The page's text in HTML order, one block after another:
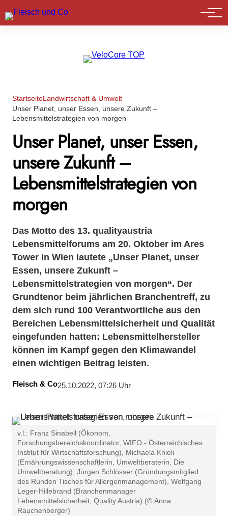
Marktführer
StartseiteLandwirtschaft & Umwelt
Unser Planet, unser Essen, unsere Zukunft –
Lebensmittelstrategien von morgen
Unser Planet, unser Essen,
unsere Zukunft –
Lebensmittelstrategien von
morgen
Das Motto des 13. qualityaustria
Lebensmittelforums am 20. Oktober im Ares
Tower in Wien lautete „Unser Planet, unser
Essen, unsere Zukunft –
Lebensmittelstrategien von morgen“. Der
Grundtenor beim jährlichen Branchentreff, zu
dem sich rund 100 Verantwortliche aus den
Bereichen Lebensmittelsicherheit und Qualität
eingefunden hatten: Lebensmittelhersteller
können im Kampf gegen den Klimawandel
einen wichtigen Beitrag leisten.
Fleisch & Co25.10.2022, 07:26 Uhr
v.l.: Franz Sinabell (Ökonom,
Forschungsbereichskoordinator, WIFO - Österreichisches
Institut für Wirtschaftsforschung), Michaela Knieli
(Ernährungswissenschaftlerin, Umweltberaterin, Die
Umweltberatung), Jürgen Schlösser (Gründungsmitglied
des Runden Tisches für Allergenmanagement), Wolfgang
Leger-Hillebrand (Branchenmanager
Lebensmittelsicherheit, Quality Austria).(© Anna
Rauchenberger)